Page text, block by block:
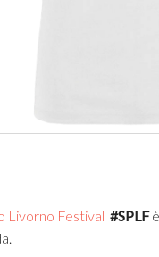
Livorno Festival #SPLF